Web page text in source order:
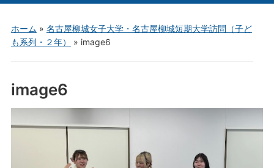
menu
ホーム » 名古屋柳城女子大学・名古屋柳城短期大学訪問（子ど
も系列・２年）
» image6
image6